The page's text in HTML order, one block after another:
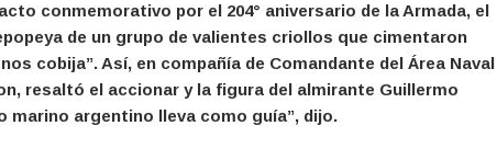
conmemorativo por el 204° aniversario de la Armada, el
de un grupo de valientes criollos que cimentaron
cobija”. Así, en compañía de Comandante del Área Naval
resaltó el accionar y la figura del almirante Guillermo
marino argentino lleva como guía”, dijo.